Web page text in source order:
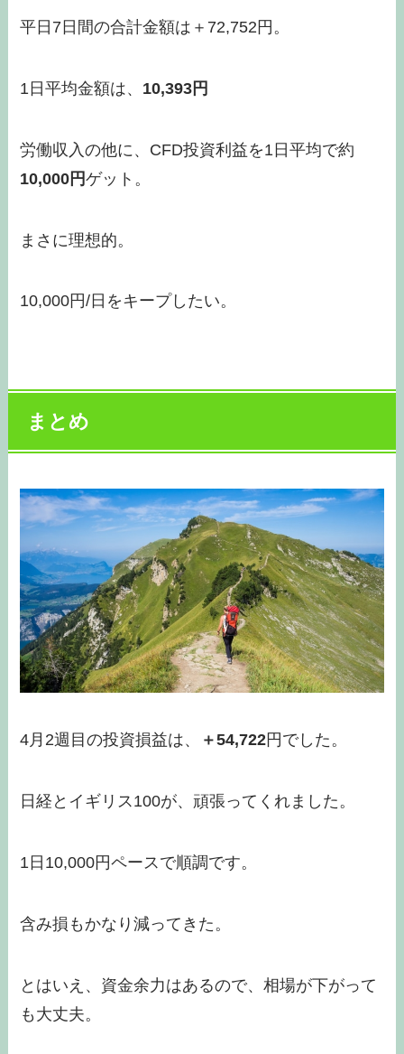
平日7日間の合計金額は＋72,752円。
1日平均金額は、 10,393円
労働収入の他に、CFD投資利益を1日平均で約
10,000 円ゲット。
まさに理想的。
10,000円/日をキープしたい。
まとめ
4月2週目の投資損益は、 ＋54,722円でした。
日経とイギリス100が、頑張ってくれました。
1日10,000円ペースで順調です。
含み損もかなり減ってきた。
とはいえ、資金余力はあるので、相場が下がって
も大丈夫。